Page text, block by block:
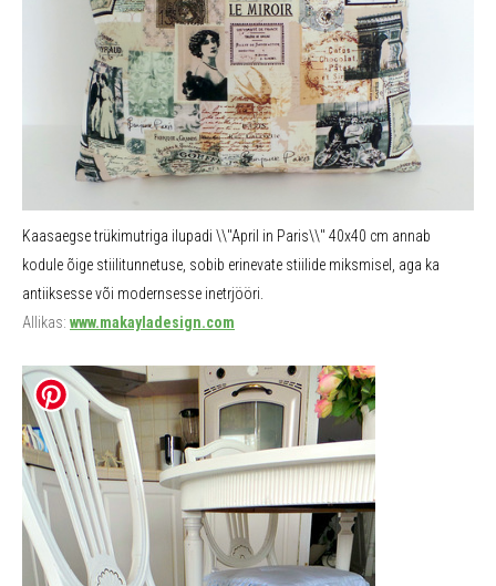
Kaasaegse trükimutriga ilupadi \\"April in Paris\\" 40x40 cm annab
kodule õige stiilitunnetuse, sobib erinevate stiilide miksmisel, aga ka
antiiksesse või modernsesse inetrjööri.
Allikas: www.makayladesign.com